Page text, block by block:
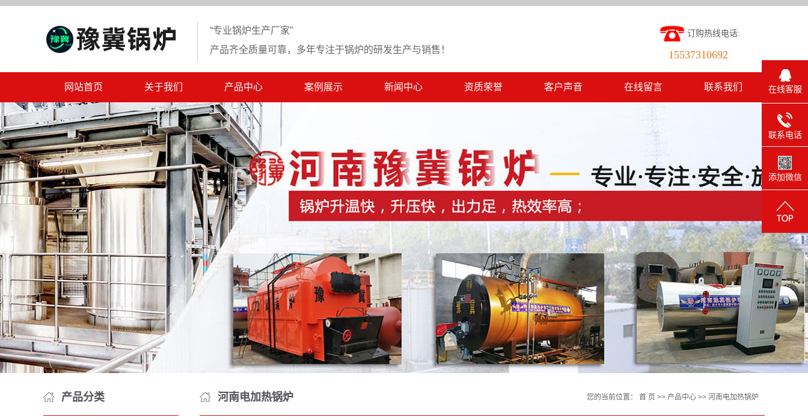
“专业锅炉生产厂家”
产品齐全质量可靠，多年专注于锅炉的研发生产与销售！
订购热线电话:
15537310692
网站首页 关于我们 产品中心 案例展示 新闻中心 资质荣誉 客户声音 在线留言 联系我们
产品分类 河南电加热锅炉 您的当前位置： 首 页 >> 产品中心 >> 河南电加热锅炉
在线客服
联系电话
添加微信